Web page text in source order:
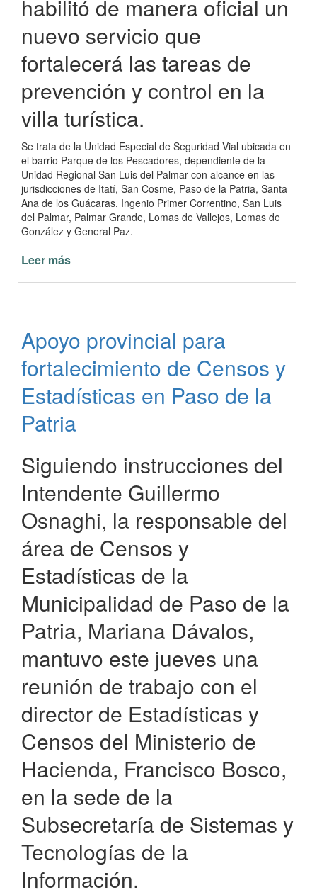
habilitó de manera oficial un
nuevo servicio que
fortalecerá las tareas de
prevención y control en la
villa turística.
Se trata de la Unidad Especial de Seguridad Vial ubicada en
el barrio Parque de los Pescadores, dependiente de la
Unidad Regional San Luis del Palmar con alcance en las
jurisdicciones de Itatí, San Cosme, Paso de la Patria, Santa
Ana de los Guácaras, Ingenio Primer Correntino, San Luis
del Palmar, Palmar Grande, Lomas de Vallejos, Lomas de
González y General Paz.
Leer más
cuenta
ahora
con
Unidad
Especial
Seguridad
Apoyo provincial para
fortalecimiento de Censos y
Estadísticas en Paso de la
Patria
Siguiendo instrucciones del
Intendente Guillermo
Osnaghi, la responsable del
área de Censos y
Estadísticas de la
Municipalidad de Paso de la
Patria, Mariana Dávalos,
mantuvo este jueves una
reunión de trabajo con el
director de Estadísticas y
Censos del Ministerio de
Hacienda, Francisco Bosco,
en la sede de la
Subsecretaría de Sistemas y
Tecnologías de la
Información.